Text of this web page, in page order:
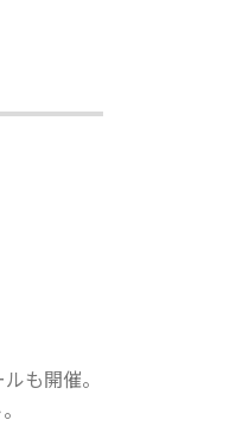
も開催。